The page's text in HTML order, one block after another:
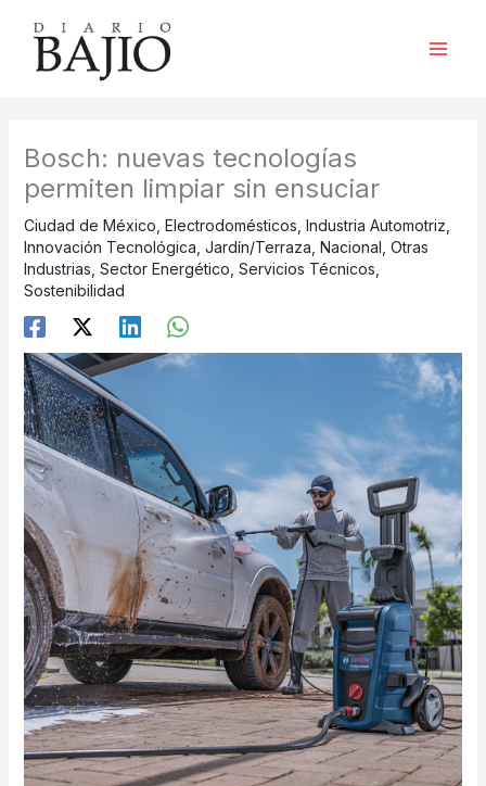
contenido
Bosch: nuevas tecnologías
permiten limpiar sin ensuciar
Ciudad de México Electrodomésticos Industria Automotriz
Innovación Tecnológica Jardín/Terraza Nacional Otras
Industrias Sector Energético Servicios Técnicos
Sostenibilidad